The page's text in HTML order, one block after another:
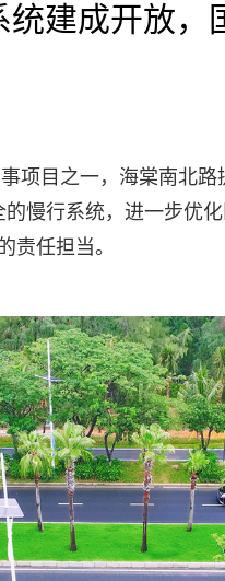
建成开放，
项目之一，海棠南北
慢行系统，进一步优
责任担当。